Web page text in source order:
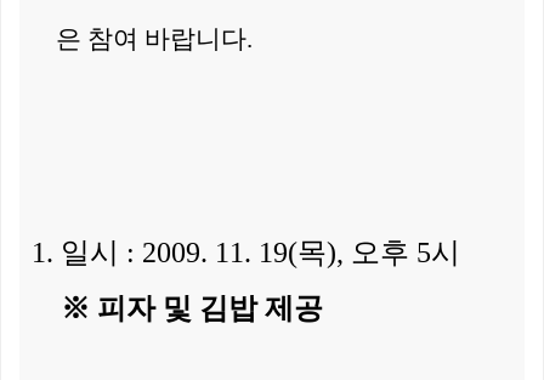
은 참여 바랍니다.
1. 일시 : 2009. 11. 19(목), 오후 5시
※ 피자 및 김밥 제공